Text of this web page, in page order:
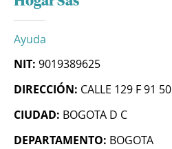
Ayuda
NIT: 9019389625
DIRECCIÓN: CALLE 129 F 91 50
CIUDAD: BOGOTA D C
DEPARTAMENTO: BOGOTA